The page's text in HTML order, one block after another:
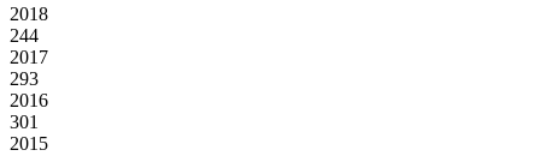
2018
244
2017
293
2016
301
2015